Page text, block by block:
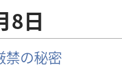
8日
禁の秘密